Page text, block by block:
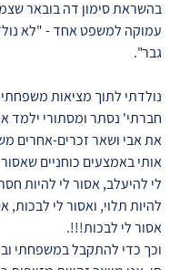
בהשראת סימון דה בובאר
עמוקה למשפט אחד - "לא
גבר".
נולדתי לתוך מציאות
חברתי' נסתר ומסתורי ילמד
את אבי ושאר זכרים-אחרים
אותי באמצעים כוחניים
לי להיעלב, אסור לי להיות
להיות תלוי, ואסור לי לבכות,
אסור לי לבכות!!!.
וכך כדי להתקבל במשפחתי